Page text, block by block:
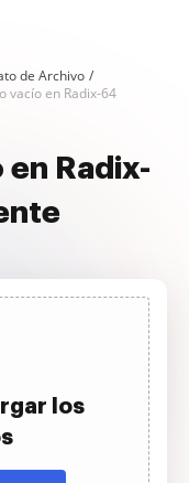
de Archivo
vacío en Radix-64
en Radix-
los